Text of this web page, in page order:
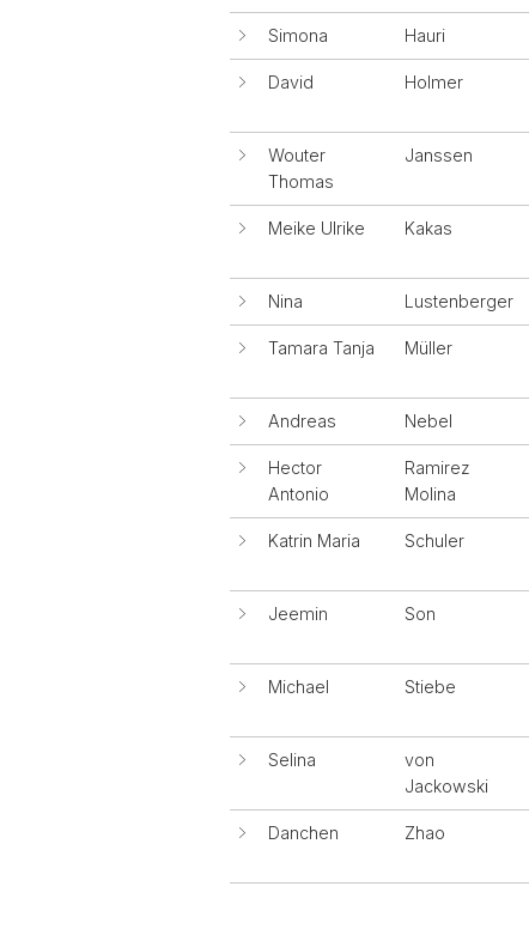
Simona Hauri
David Holmer
Wouter
Thomas
Janssen
Meike Ulrike Kakas
Nina Lustenberger
Tamara Tanja Müller
Andreas Nebel
Hector
Antonio
Ramirez
Molina
Katrin Maria Schuler
Jeemin Son
Michael Stiebe
Selina
von
Jackowski
Danchen Zhao